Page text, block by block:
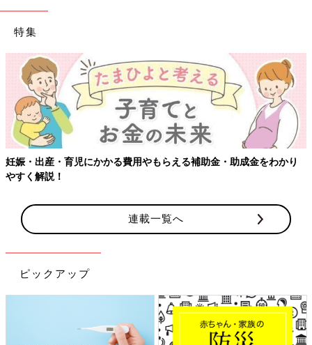
特集
妊娠・出産・育児にかかる費用やもらえる補助金・助成金をわかり
やすく解説！
連載一覧へ
ピックアップ